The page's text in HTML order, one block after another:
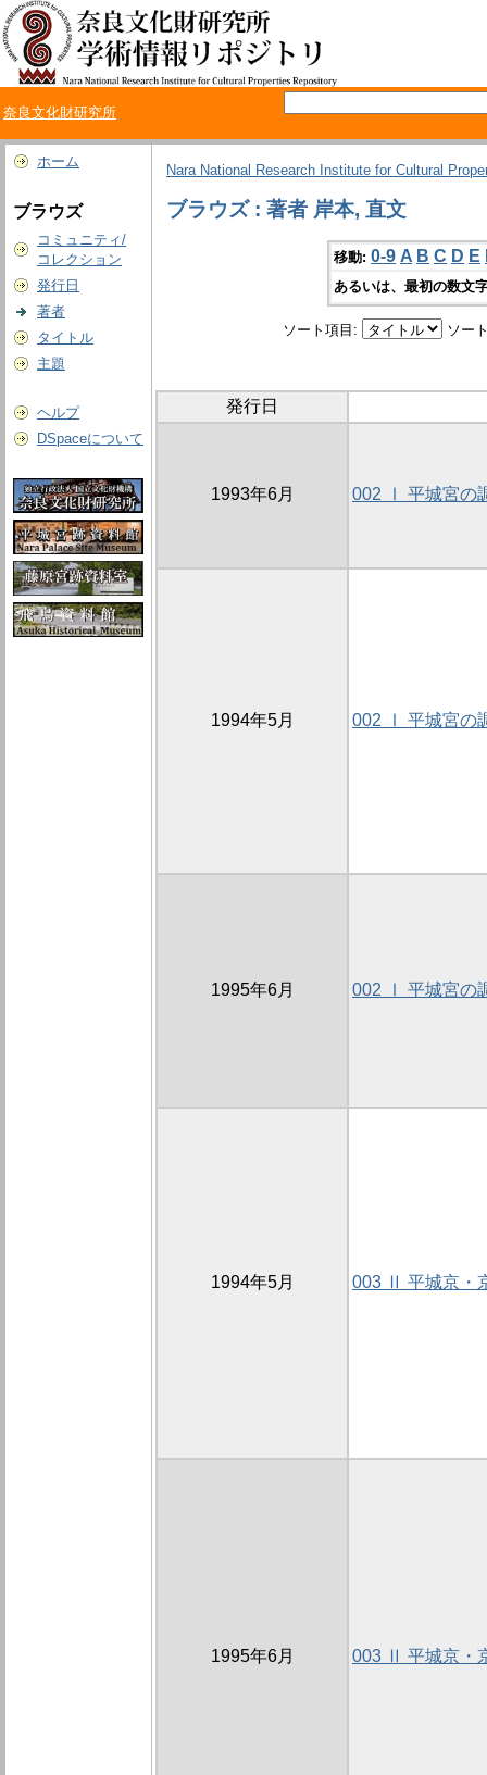
奈良文化財研究所
ホーム
ブラウズ
コミュニティ/
コレクション
発行日
著者
タイトル
主題
ヘルプ
DSpaceについて
Nara National Research Institute for Cultural
ブラウズ : 著者 岸本, 直文
移動: 0-9 A B C D E
あるいは、最初の数文
ソート項目: ソー
発行日
1993年6月 002 Ⅰ 平城宮の
1994年5月 002 Ⅰ 平城宮の
1995年6月 002 Ⅰ 平城宮の
1994年5月 003 Ⅱ 平城京・
1995年6月 003 Ⅱ 平城京・